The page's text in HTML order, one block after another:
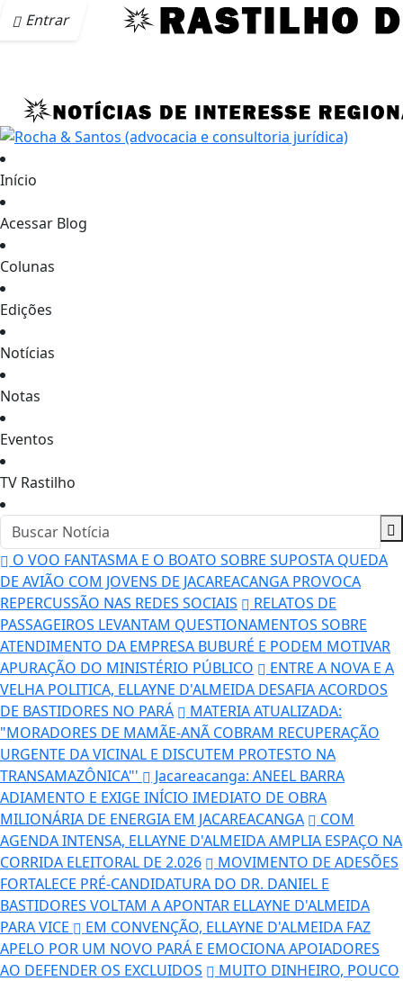
Entrar
Início
Acessar Blog
Colunas
Edições
Notícias
Notas
Eventos
TV Rastilho
O VOO FANTASMA E O BOATO SOBRE SUPOSTA QUEDA
DE AVIÃO COM JOVENS DE JACAREACANGA PROVOCA
REPERCUSSÃO NAS REDES SOCIAIS
RELATOS DE
PASSAGEIROS LEVANTAM QUESTIONAMENTOS SOBRE
ATENDIMENTO DA EMPRESA BUBURÉ E PODEM MOTIVAR
APURAÇÃO DO MINISTÉRIO PÚBLICO
ENTRE A NOVA E A
VELHA POLITICA, ELLAYNE D'ALMEIDA DESAFIA ACORDOS
DE BASTIDORES NO PARÁ
MATERIA ATUALIZADA:
"MORADORES DE MAMÃE-ANÃ COBRAM RECUPERAÇÃO
URGENTE DA VICINAL E DISCUTEM PROTESTO NA
TRANSAMAZÔNICA"'
Jacareacanga: ANEEL BARRA
ADIAMENTO E EXIGE INÍCIO IMEDIATO DE OBRA
MILIONÁRIA DE ENERGIA EM JACAREACANGA
COM
AGENDA INTENSA, ELLAYNE D'ALMEIDA AMPLIA ESPAÇO NA
CORRIDA ELEITORAL DE 2.026
MOVIMENTO DE ADESÕES
FORTALECE PRÉ-CANDIDATURA DO DR. DANIEL E
BASTIDORES VOLTAM A APONTAR ELLAYNE D'ALMEIDA
PARA VICE
EM CONVENÇÃO, ELLAYNE D'ALMEIDA FAZ
APELO POR UM NOVO PARÁ E EMOCIONA APOIADORES
AO DEFENDER OS EXCLUIDOS
MUITO DINHEIRO, POUCO